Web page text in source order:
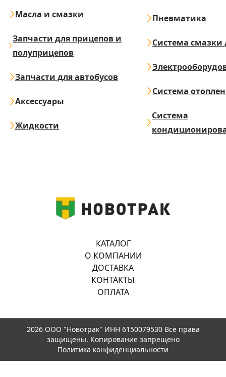
Масла и смазки
Запчасти для прицепов и
полуприцепов
Запчасти для автобусов
Аксессуары
Жидкости
Пневматика
Система смазки
Система
Система
КАТАЛОГ
О КОМПАНИИ
ДОСТАВКА
КОНТАКТЫ
ОПЛАТА
2026 ООО "Новотрак" ИНН 6150079530 Все права
защищены. Копирование запрещено
Политика конфиденциальности